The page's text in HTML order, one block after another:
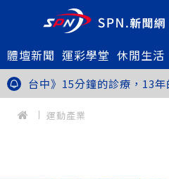
體壇新聞 運彩學堂 休閒生活
金牌搖籃驚傳「球荒」！江
中，捐贈 1800 顆羽球助小
世足》阿根廷足球巨星梅西
壽68歲
台中》15分鐘的診療，13
跨海義診13年
新北》八里左岸光雕藝術展
打造夏夜光影盛宴
台中》中聯油脂案釀全民恐
運動產業